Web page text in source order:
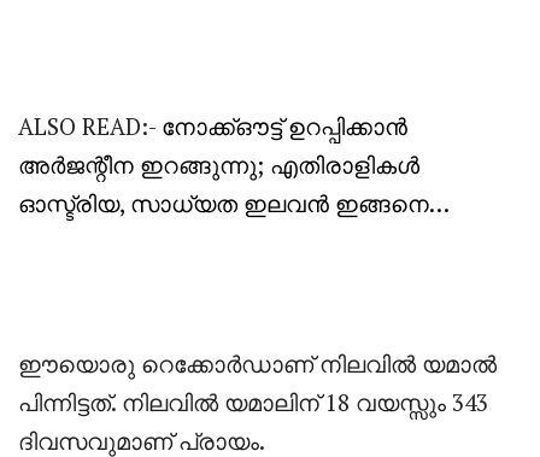
ALSO READ:- നോക്ക്ഔട്ട് ഉറപ്പിക്കാൻ
അർജന്റീന ഇറങ്ങുന്നു; എതിരാളികൾ
ഓസ്ട്രിയ, സാധ്യത ഇലവൻ ഇങ്ങനെ…
ഈയൊരു റെക്കോർഡാണ് നിലവിൽ യമാൽ
പിന്നിട്ടത്. നിലവിൽ യമാലിന് 18 വയസ്സും 343
ദിവസവുമാണ് പ്രായം.